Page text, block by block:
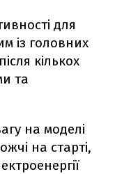
для
із головних
кількох
та
на моделі
на старті,